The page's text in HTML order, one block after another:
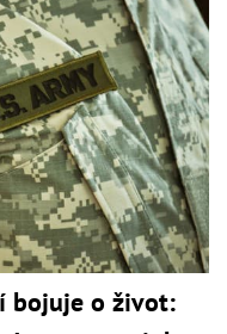
bojuje o život: